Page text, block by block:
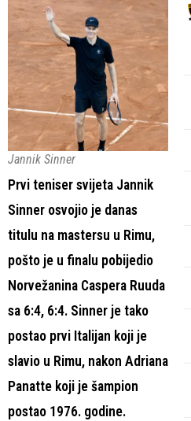
Jannik Sinner
Prvi teniser svijeta Jannik
Sinner osvojio je danas
titulu na mastersu u Rimu,
pošto je u finalu pobijedio
Norvežanina Caspera Ruuda
sa 6:4, 6:4. Sinner je tako
postao prvi Italijan koji je
slavio u Rimu, nakon Adriana
Panatte koji je šampion
postao 1976. godine.